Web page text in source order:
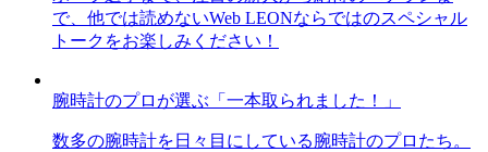
で、他では読めないWeb LEONならではのスペシャル
トークをお楽しみください！
腕時計のプロが選ぶ「一本取られました！」
数多の腕時計を日々目にしている腕時計のプロたち。